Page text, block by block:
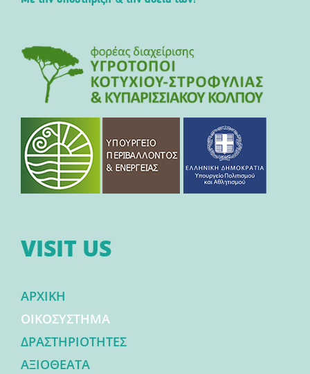
VISIT US
ΑΡΧΙΚΗ
ΟΙΚΟΣΥΣΤΗΜΑ
ΔΡΑΣΤΗΡΙΟΤΗΤΕΣ
ΑΞΙΟΘΕΑΤΑ